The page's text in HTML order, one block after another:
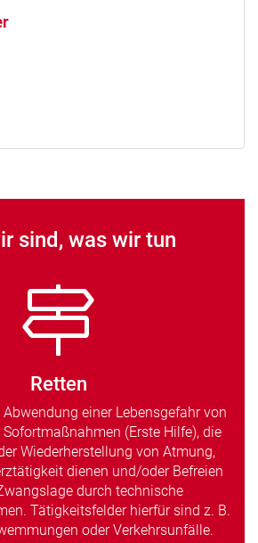
sind, was wir tun
Retten
Abwendung einer Lebensgefahr von
(Erste Hilfe), die
Wiederherstellung von Atmung,
dienen und/oder Befreien
durch technische
Tätigkeitsfelder hierfür sind z. B.
oder Verkehrsunfälle.